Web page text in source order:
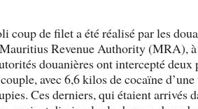
coup de filet a été réalisé par les
Revenue Authority (MRA), à
douanières ont intercepté deux
avec 6,6 kilos de cocaïne
Ces derniers, qui étaient arrivés